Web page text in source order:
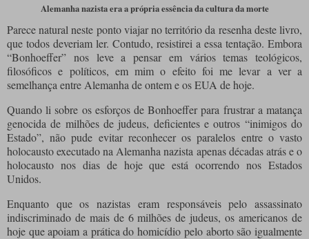
Alemanha nazista era a própria essência da cultura da morte
Parece natural neste ponto viajar no território da resenha deste livro,
que todos deveriam ler. Contudo, resistirei a essa tentação. Embora
“Bonhoeffer” nos leve a pensar em vários temas teológicos,
filosóficos e políticos, em mim o efeito foi me levar a ver a
semelhança entre Alemanha de ontem e os EUA de hoje.
Quando li sobre os esforços de Bonhoeffer para frustrar a matança
genocida de milhões de judeus, deficientes e outros “inimigos do
Estado”, não pude evitar reconhecer os paralelos entre o vasto
holocausto executado na Alemanha nazista apenas décadas atrás e o
holocausto nos dias de hoje que está ocorrendo nos Estados
Unidos.
Enquanto que os nazistas eram responsáveis pelo assassinato
indiscriminado de mais de 6 milhões de judeus, os americanos de
hoje que apoiam a prática do homicídio pelo aborto são igualmente